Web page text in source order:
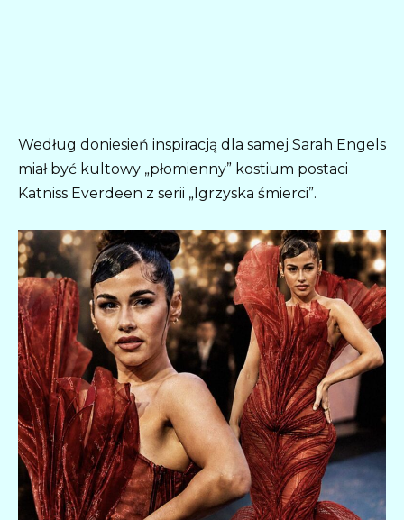
Według doniesień inspiracją dla samej Sarah Engels
miał być kultowy „płomienny” kostium postaci
Katniss Everdeen z serii „Igrzyska śmierci”.